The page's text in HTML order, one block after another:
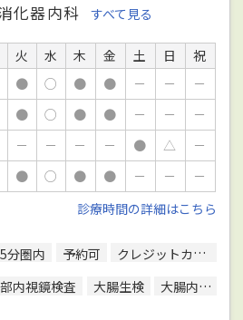
化器内科 すべて見る
火 水 木 金 土 日
祝
● ○ ● ● － －
－
● ○ ● ● － －
－
－ － － － ● △
－
● ○ ● ● － －
－
診療時間の詳細はこちら
分圏内 予約可
クレジットカード対応
部内視鏡検査 大腸生検 大腸内視鏡検査